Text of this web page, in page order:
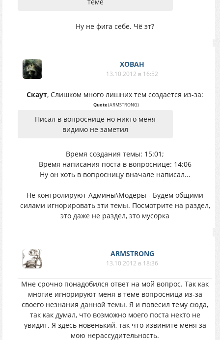
Ну не фига себе. Чё эт?
XOBAH
13.10.2012 в 16:52
Скаут, Слишком много лишних тем создается из-за:
Quote(ARMSTRONG)
Писал в вопроснице но никто меня
видимо не заметил
Время создания темы: 15:01;
Время написания поста в вопроснице: 14:06
Ну он хоть в вопросницу вначале написал...
Не контролируют Админы\Модеры - Будем общими
силами игнорировать эти темы. Посмотрите на раздел,
это даже не раздел, это мусорка
ARMSTRONG
13.10.2012 в 18:36
Мне срочно понадобился ответ на мой вопрос. Так как
многие игнорируют меня в теме вопросница из-за
своего незнания данной темы. Я и повесил тему сюда,
так как думал, что возможно моего поста некто не
увидит. Я здесь новенький, так что извините меня за
мою нерассудительность.